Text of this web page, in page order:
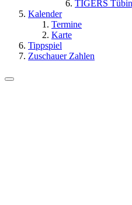
TIGERS
Kalender
Termine
Karte
Tippspiel
Zuschauer Zahlen